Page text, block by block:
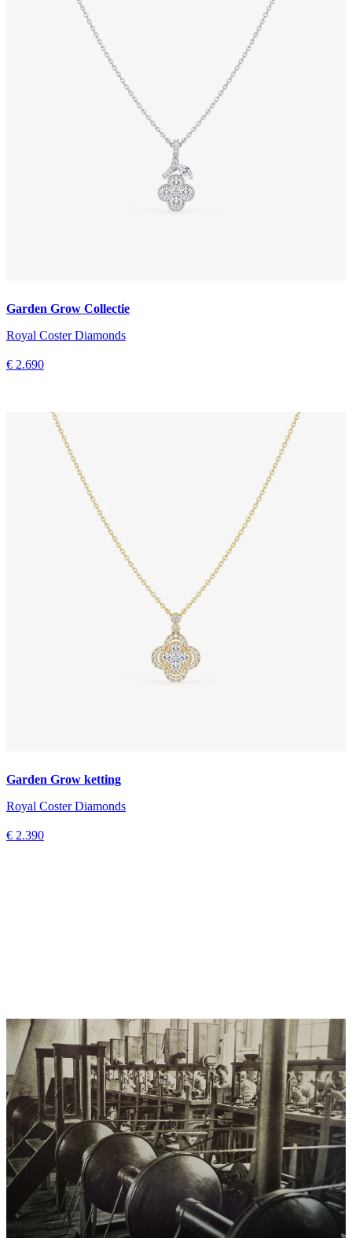
Garden Grow Collectie
Royal Coster Diamonds
€ 2.690
Garden Grow ketting
Royal Coster Diamonds
€ 2.390